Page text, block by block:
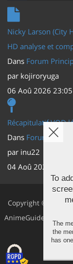
Nicky Larson (City
HD analyse et
Dans Forum
par kojiroryuga
06 Aoû 2026 23:05
Récapitulatif VOD
Dans Forum
par inu22
04 Aoû 2026 20:30
Copyright ©
AnimeGuides
To
The
the
has